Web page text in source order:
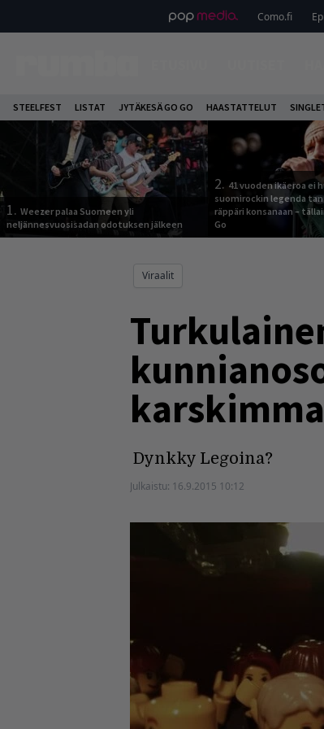
Como.fi
STEELFEST LISTAT JYTÄKESÄ GO GO HAASTATTELUT
1. Weezer palaa Suomeen yli
neljännesvuosisadan odotuksen jälkeen
2. 41 vuoden ikäeroa ei
suomirockin legenda
räppäri konsanaan –
Go
Viraalit
Dynkky Legoina?
Julkaistu: 16.9.2015 10:12